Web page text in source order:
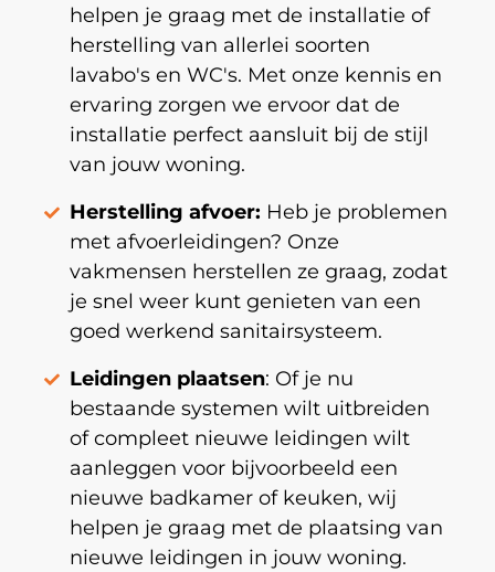
helpen je graag met de installatie of
herstelling van allerlei soorten
lavabo's en WC's. Met onze kennis en
ervaring zorgen we ervoor dat de
installatie perfect aansluit bij de stijl
van jouw woning.
Herstelling afvoer: Heb je problemen
met afvoerleidingen? Onze
vakmensen herstellen ze graag, zodat
je snel weer kunt genieten van een
goed werkend sanitairsysteem.
Leidingen plaatsen: Of je nu
bestaande systemen wilt uitbreiden
of compleet nieuwe leidingen wilt
aanleggen voor bijvoorbeeld een
nieuwe badkamer of keuken, wij
helpen je graag met de plaatsing van
nieuwe leidingen in jouw woning.